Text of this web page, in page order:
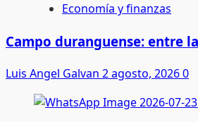
Economía y finanzas
Campo duranguense: entre
Luis Angel Galvan 2 agosto, 20260